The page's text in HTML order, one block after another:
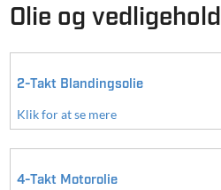
Olie og vedligehold
2-Takt Blandingsolie
Klik for at se mere
4-Takt Motorolie